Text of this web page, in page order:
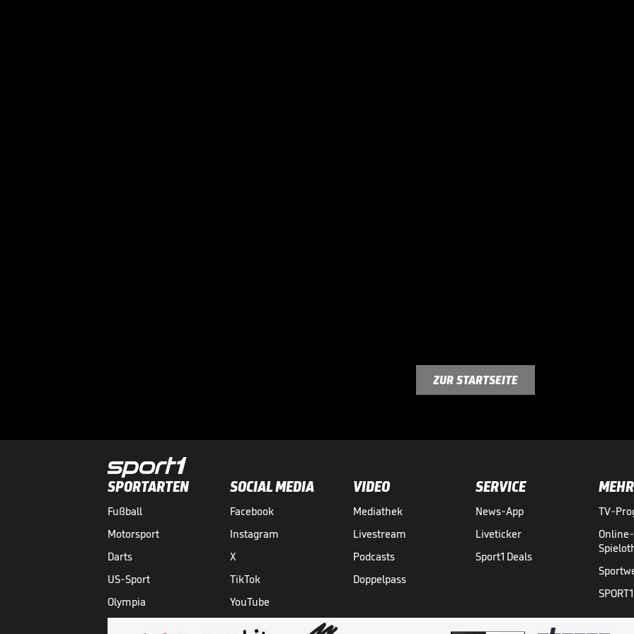
ZUR STARTSEITE
SPORTARTEN
Fußball
Motorsport
Darts
US-Sport
Olympia
SOCIAL MEDIA
Facebook
Instagram
X
TikTok
YouTube
VIDEO
Mediathek
Livestream
Podcasts
Doppelpass
SERVICE
News-App
Liveticker
Sport1 Deals
MEHR
TV-